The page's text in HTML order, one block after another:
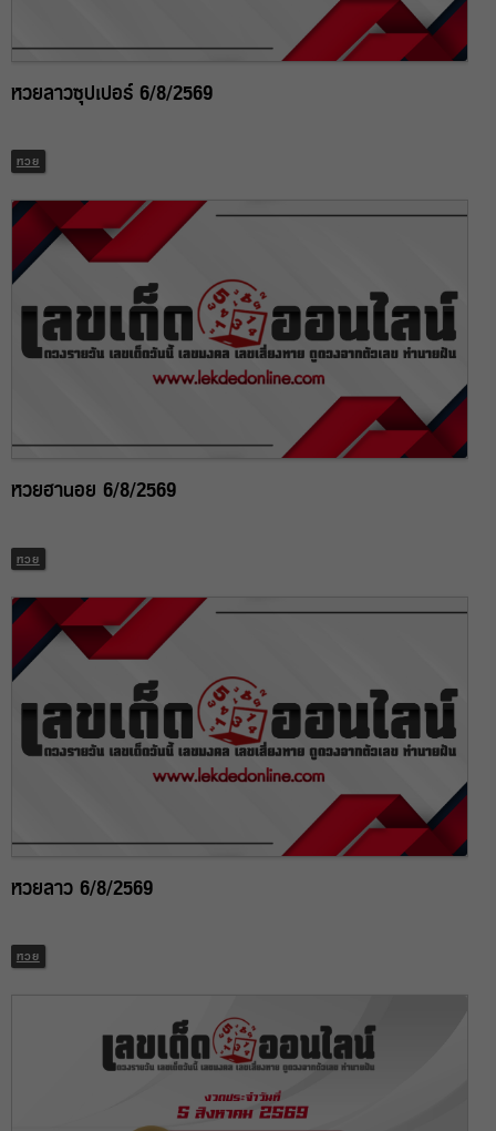
หวยลาวซุปเปอร์ 6/8/2569
หวย
หวยฮานอย 6/8/2569
หวย
หวยลาว 6/8/2569
หวย